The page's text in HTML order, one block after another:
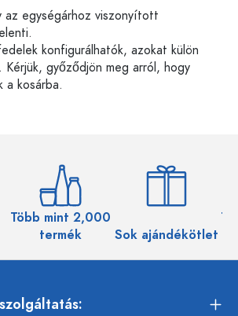
az egységárhoz viszonyított
konfigurálhatók, azokat külön
Kérjük, győződjön meg arról, hogy
a kosárba.
Több mint 2,000
termék
Sok ajándékötlet